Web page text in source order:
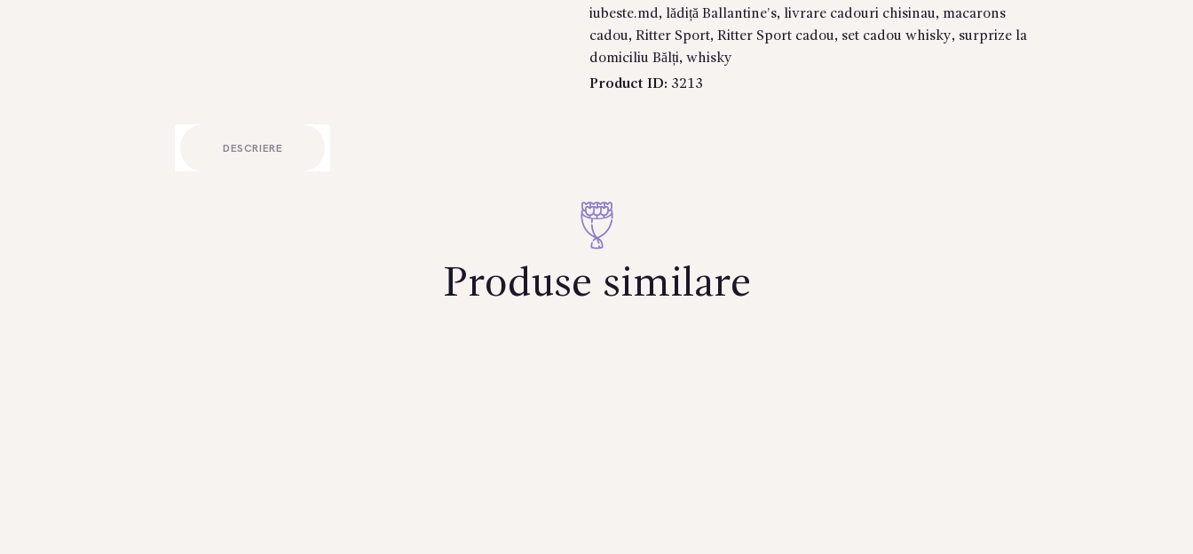
iubeste.md, lădiță Ballantine’s, livrare cadouri chisinau, macarons
cadou, Ritter Sport, Ritter Sport cadou, set cadou whisky, surprize la
domiciliu Bălți, whisky
Product ID: 3213
DESCRIERE
Produse similare